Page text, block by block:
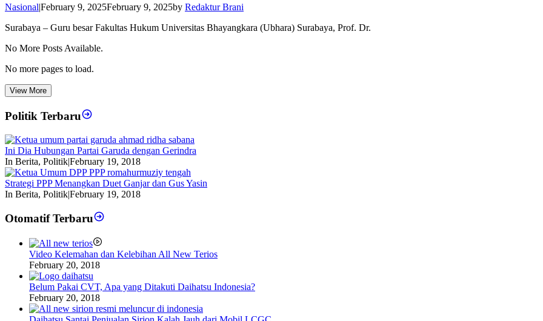
Nasional|February 9, 2025February 9, 2025by Redaktur Brani
Surabaya – Guru besar Fakultas Hukum Universitas Bhayangkara (Ubhara) Surabaya, Prof. Dr.
No More Posts Available.
No more pages to load.
View More
Politik Terbaru
Ini Dia Hubungan Partai Garuda dengan Gerindra
In Berita, Politik|February 19, 2018
Strategi PPP Menangkan Duet Ganjar dan Gus Yasin
In Berita, Politik|February 19, 2018
Otomatif Terbaru
Video Kelemahan dan Kelebihan All New Terios
February 20, 2018
Belum Pakai CVT, Apa yang Ditakuti Daihatsu Indonesia?
February 20, 2018